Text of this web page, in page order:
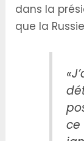
dans la
que la
ce